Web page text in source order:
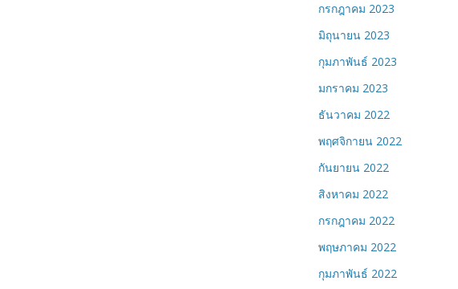
กรกฎาคม 2023
มิถุนายน 2023
กุมภาพันธ์ 2023
มกราคม 2023
ธันวาคม 2022
พฤศจิกายน 2022
กันยายน 2022
สิงหาคม 2022
กรกฎาคม 2022
พฤษภาคม 2022
กุมภาพันธ์ 2022